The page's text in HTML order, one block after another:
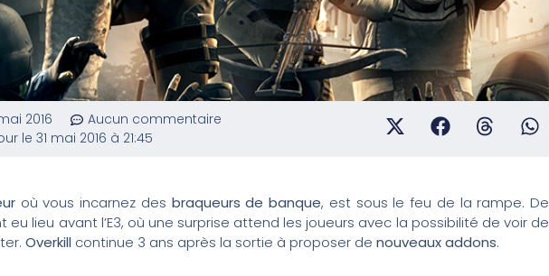
2016
Aucun commentaire
le 31 mai 2016 à 21:45
où vous incarnez des braqueurs de banque, est sous le feu de la rampe. De
lieu avant l’E3, où une surprise attend les joueurs avec la possibilité de voir de
Overkill continue 3 ans après la sortie à proposer de nouveaux addons.